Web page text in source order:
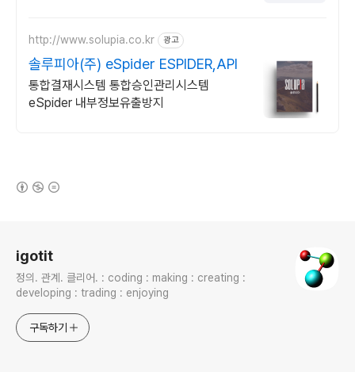
http://www.solupia.co.kr 광고
솔루피아(주) eSpider ESPIDER,API
통합결재시스템 통합승인관리시스템
eSpider 내부정보유출방지
igotit
정의. 관계. 클리어. : coding : making : creating :
developing : trading : enjoying
구독하기